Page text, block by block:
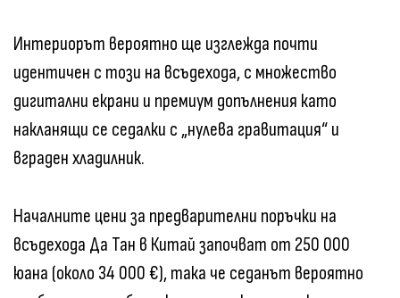
Интериорът вероятно ще изглежда почти
идентичен с този на всъдехода, с множество
дигитални екрани и премиум допълнения като
накланящи се седалки с „нулева гравитация“ и
вграден хладилник.
Началните цени за предварителни поръчки на
всъдехода Да Тан в Китай започват от 250 000
юана (около 34 000 €), така че седанът вероятно